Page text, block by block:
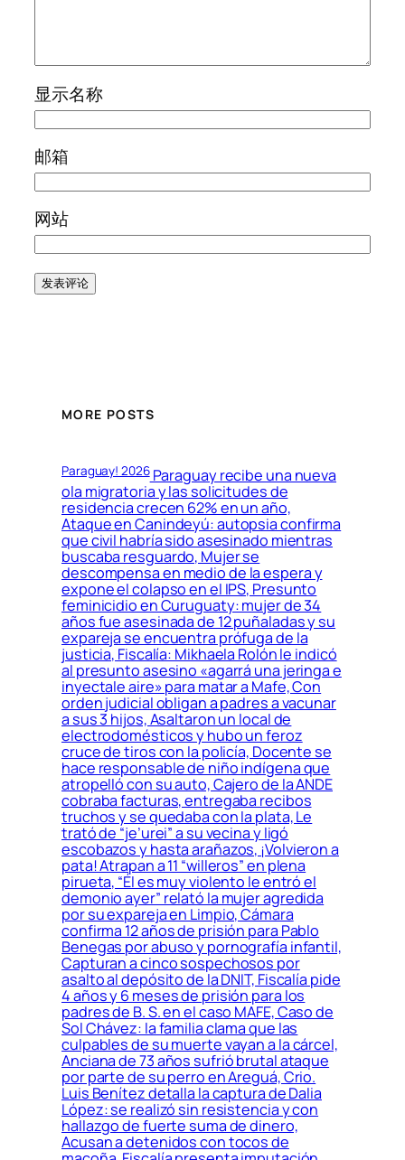
显示名称
邮箱
网站
MORE POSTS
Paraguay! 2026Paraguay recibe una nueva
ola migratoria y las solicitudes de
residencia crecen 62% en un año,
Ataque en Canindeyú: autopsia confirma
que civil habría sido asesinado mientras
buscaba resguardo, Mujer se
descompensa en medio de la espera y
expone el colapso en el IPS, Presunto
feminicidio en Curuguaty: mujer de 34
años fue asesinada de 12 puñaladas y su
expareja se encuentra prófuga de la
justicia, Fiscalía: Mikhaela Rolón le indicó
al presunto asesino «agarrá una jeringa e
inyectale aire» para matar a Mafe, Con
orden judicial obligan a padres a vacunar
a sus 3 hijos, Asaltaron un local de
electrodomésticos y hubo un feroz
cruce de tiros con la policía, Docente se
hace responsable de niño indígena que
atropelló con su auto, Cajero de la ANDE
cobraba facturas, entregaba recibos
truchos y se quedaba con la plata, Le
trató de “je’urei” a su vecina y ligó
escobazos y hasta arañazos, ¡Volvieron a
pata! Atrapan a 11 “willeros” en plena
pirueta, “Él es muy violento le entró el
demonio ayer” relató la mujer agredida
por su expareja en Limpio, Cámara
confirma 12 años de prisión para Pablo
Benegas por abuso y pornografía infantil,
Capturan a cinco sospechosos por
asalto al depósito de la DNIT, Fiscalía pide
4 años y 6 meses de prisión para los
padres de B. S. en el caso MAFE, Caso de
Sol Chávez: la familia clama que las
culpables de su muerte vayan a la cárcel,
Anciana de 73 años sufrió brutal ataque
por parte de su perro en Areguá, Crio.
Luis Benítez detalla la captura de Dalia
López: se realizó sin resistencia y con
hallazgo de fuerte suma de dinero,
Acusan a detenidos con tocos de